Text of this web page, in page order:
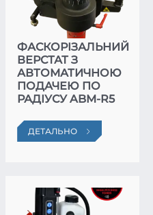
ФАСКОРІЗАЛЬНИЙ
ВЕРСТАТ З
АВТОМАТИЧНОЮ
ПОДАЧЕЮ ПО
РАДІУСУ ABM-R5
ДЕТАЛЬНО